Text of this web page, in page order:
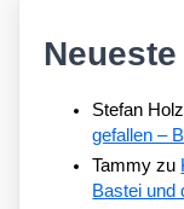
Stefan
gefallen –
Tammy zu
Bastei und